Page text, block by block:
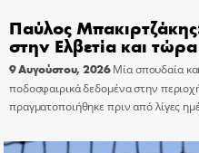
Παύλος
στην Ελβετία και
9 Αυγούστου, 2026 Μία σπουδαία
ποδοσφαιρικά δεδομένα στην
πραγματοποιήθηκε πριν από λίγες